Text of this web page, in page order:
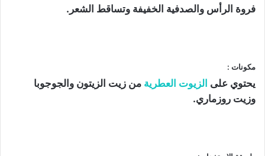
فروة الرأس والصدفية الخفيفة وتساقط الشعر.
مكونات :
يحتوي على الزيوت العطرية من زيت الزيتون والجوجوبا
وزيت روزماري.